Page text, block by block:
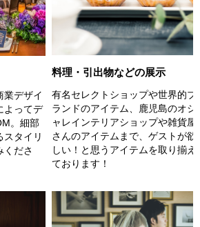
業デザイ
よってデ
。細部
スタイリ
くださ
料理・引出物などの展示
有名セレクトショップや世界的ブ
ランドのアイテム、鹿児島のオシ
ャレインテリアショップや雑貨屋
さんのアイテムまで、ゲストが欲
しい！と思うアイテムを取り揃え
ております！